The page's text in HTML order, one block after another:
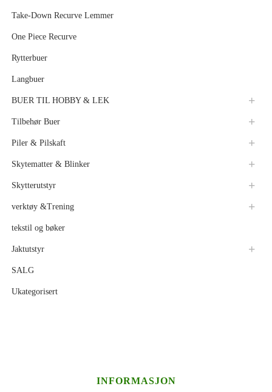
Take-Down Recurve Lemmer
One Piece Recurve
Rytterbuer
Langbuer
BUER TIL HOBBY & LEK
Tilbehør Buer
Piler & Pilskaft
Skytematter & Blinker
Skytterutstyr
verktøy &Trening
tekstil og bøker
Jaktutstyr
SALG
Ukategorisert
INFORMASJON